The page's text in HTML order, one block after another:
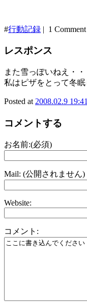
#行動記録 | 1 Comment
レスポンス
また雪っぽいねえ・・
私はピザをとって冬眠
Posted at 2008.02.9 19:41
コメントする
お名前:(必須)
Mail: (公開されません)
Website:
コメント: